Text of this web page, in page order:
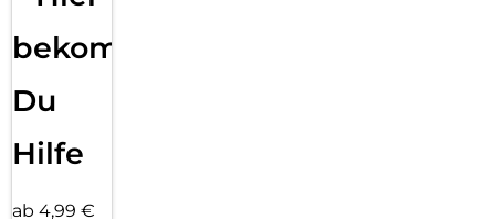
bekommst
Du
Hilfe
ab 4,99 €